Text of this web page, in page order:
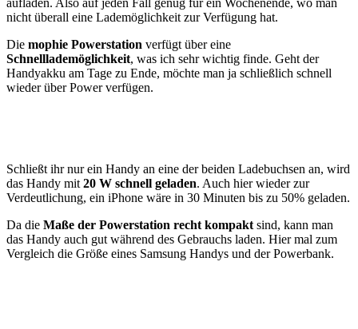
nicht überall eine Lademöglichkeit zur Verfügung hat.
Die mophie Powerstation verfügt über eine
Schnelllademöglichkeit, was ich sehr wichtig finde. Geht der
Handyakku am Tage zu Ende, möchte man ja schließlich schnell
wieder über Power verfügen.
Schließt ihr nur ein Handy an eine der beiden Ladebuchsen an, wird
das Handy mit 20 W schnell geladen. Auch hier wieder zur
Verdeutlichung, ein iPhone wäre in 30 Minuten bis zu 50% geladen.
Da die Maße der Powerstation recht kompakt sind, kann man
das Handy auch gut während des Gebrauchs laden. Hier mal zum
Vergleich die Größe eines Samsung Handys und der Powerbank.